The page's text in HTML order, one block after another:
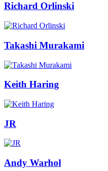
Richard Orlinski
Takashi Murakami
Keith Haring
JR
Andy Warhol